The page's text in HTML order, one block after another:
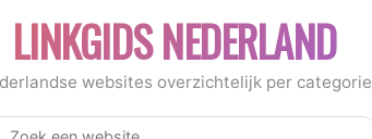
LINKGIDS NEDERLAND
websites overzichtelijk per categorie